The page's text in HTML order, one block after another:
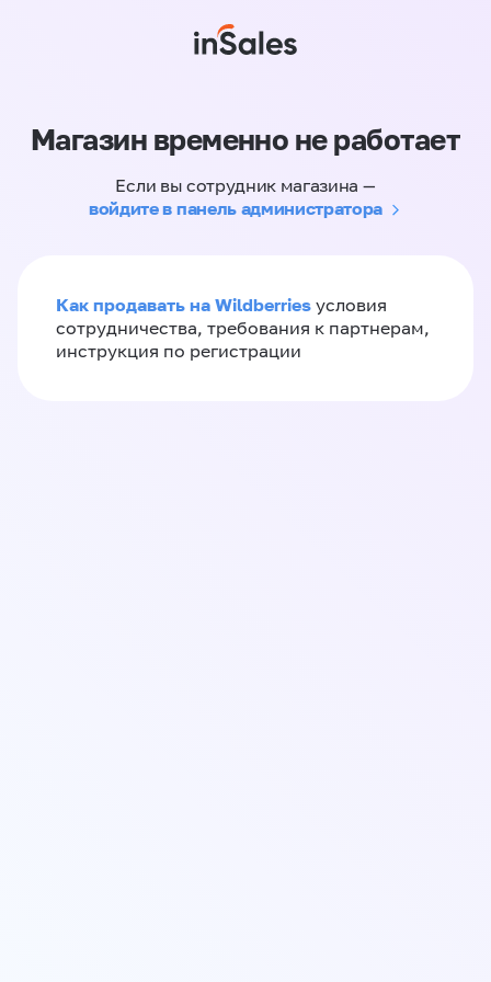
Магазин временно не работает
Если вы сотрудник магазина —
войдите в панель администратора
Как продавать на Wildberries условия
сотрудничества, требования к партнерам,
инструкция по регистрации